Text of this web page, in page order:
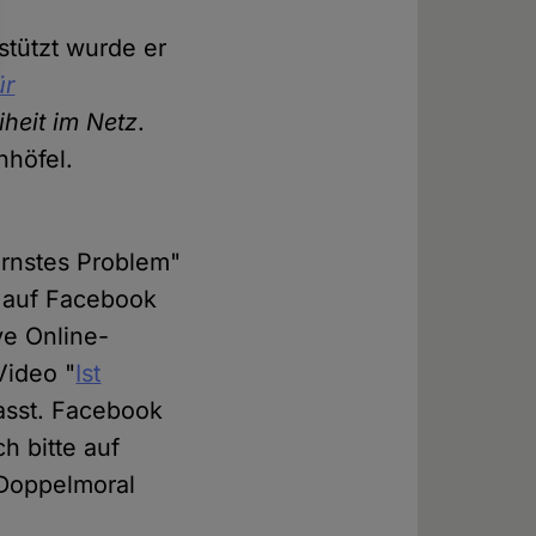
wurde er
im Netz.
Problem"
Facebook
Online-
"Ist
Facebook
bitte auf